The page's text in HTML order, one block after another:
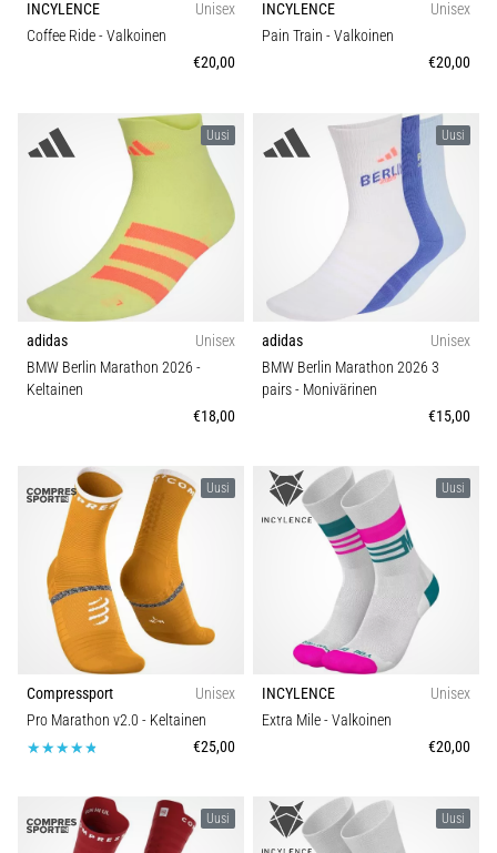
6. 8. 2026
polvi:
syyt,
ennaltaehkäisy
Juoksijan
polvi,
eli
iliotibiaalisen
jänteen
oireyhtymä
yleinen
vaiva
juoksijoiden
keskuudessa.
Näytä
artikkelit
INCYLENCE
Unisex
Coffee Ride- Valkoinen
€20,00
INCYLENCE
Unisex
Pain Train - Valkoinen
€20,00
Uusi
adidas
Unisex
BMW Berlin Marathon 2026 -
Keltainen
€18,00
Uusi
adidas
Unisex
BMW Berlin Marathon 2026 3
pairs- Monivärinen
€15,00
Uusi
Compressport
Unisex
Pro Marathon v2.0 - Keltainen
€25,00
Uusi
INCYLENCE
Unisex
Extra Mile- Valkoinen
€20,00
Uusi Uusi